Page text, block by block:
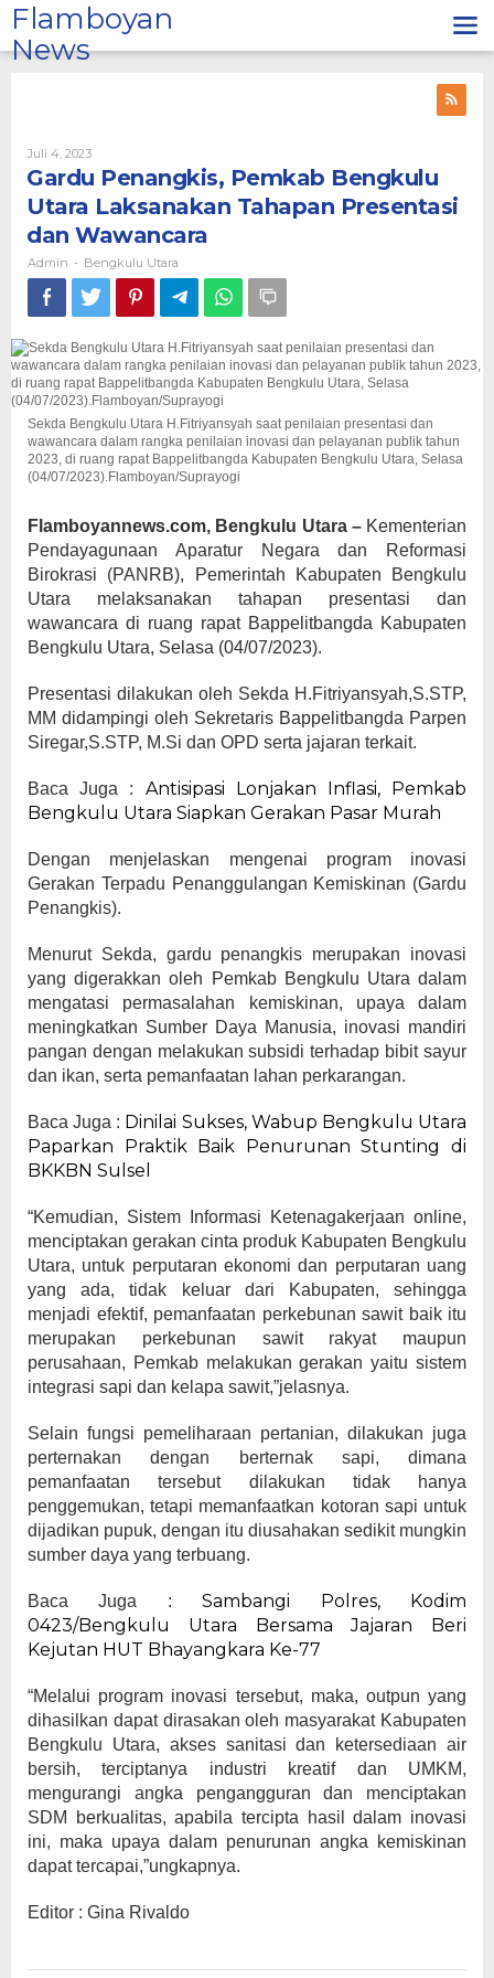
Lewati
ke
konten
Flamboyan
News
Juli 4, 2023Oleh
Admin
Gardu Penangkis, Pemkab Bengkulu
Utara Laksanakan Tahapan Presentasi
dan Wawancara
Admin - Bengkulu Utara
Sekda Bengkulu Utara H.Fitriyansyah saat penilaian presentasi dan
wawancara dalam rangka penilaian inovasi dan pelayanan publik tahun
2023, di ruang rapat Bappelitbangda Kabupaten Bengkulu Utara, Selasa
(04/07/2023).Flamboyan/Suprayogi
Flamboyannews.com, Bengkulu Utara –Kementerian
Pendayagunaan Aparatur Negara dan Reformasi
Birokrasi (PANRB), Pemerintah Kabupaten Bengkulu
Utara melaksanakan tahapan presentasi dan
wawancara di ruang rapat Bappelitbangda Kabupaten
Bengkulu Utara, Selasa (04/07/2023).
Presentasi dilakukan oleh Sekda H.Fitriyansyah,S.STP,
MM didampingi oleh Sekretaris Bappelitbangda Parpen
Siregar,S.STP, M.Si dan OPD serta jajaran terkait.
Baca Juga : Antisipasi Lonjakan Inflasi, Pemkab
Bengkulu Utara Siapkan Gerakan Pasar Murah
Dengan menjelaskan mengenai program inovasi
Gerakan Terpadu Penanggulangan Kemiskinan (Gardu
Penangkis).
Menurut Sekda, gardu penangkis merupakan inovasi
yang digerakkan oleh Pemkab Bengkulu Utara dalam
mengatasi permasalahan kemiskinan, upaya dalam
meningkatkan Sumber Daya Manusia, inovasi mandiri
pangan dengan melakukan subsidi terhadap bibit sayur
dan ikan, serta pemanfaatan lahan perkarangan.
Baca Juga : Dinilai Sukses, Wabup Bengkulu Utara
Paparkan Praktik Baik Penurunan Stunting di
BKKBN Sulsel
“Kemudian, Sistem Informasi Ketenagakerjaan online,
menciptakan gerakan cinta produk Kabupaten Bengkulu
Utara, untuk perputaran ekonomi dan perputaran uang
yang ada, tidak keluar dari Kabupaten, sehingga
menjadi efektif, pemanfaatan perkebunan sawit baik itu
merupakan perkebunan sawit rakyat maupun
perusahaan, Pemkab melakukan gerakan yaitu sistem
integrasi sapi dan kelapa sawit,”jelasnya.
Selain fungsi pemeliharaan pertanian, dilakukan juga
perternakan dengan berternak sapi, dimana
pemanfaatan tersebut dilakukan tidak hanya
penggemukan, tetapi memanfaatkan kotoran sapi untuk
dijadikan pupuk, dengan itu diusahakan sedikit mungkin
sumber daya yang terbuang.
Baca Juga :Sambangi Polres, Kodim
0423/Bengkulu Utara Bersama Jajaran Beri
Kejutan HUT Bhayangkara Ke-77
“Melalui program inovasi tersebut, maka, outpun yang
dihasilkan dapat dirasakan oleh masyarakat Kabupaten
Bengkulu Utara, akses sanitasi dan ketersediaan air
bersih, terciptanya industri kreatif dan UMKM,
mengurangi angka pengangguran dan menciptakan
SDM berkualitas, apabila tercipta hasil dalam inovasi
ini, maka upaya dalam penurunan angka kemiskinan
dapat tercapai,”ungkapnya.
Editor : Gina Rivaldo